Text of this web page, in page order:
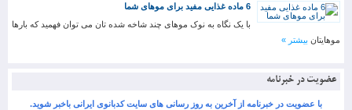
6 ماده غذایی مفید برای موهای شما
با یک نگاه به نوک موهای چند شاخه شده تان می توان فهمید که بارها
موهایتان بیشتر »
عضویت در خبرنامه
با عضویت در خبرنامه از آخرین به روز رسانی های سایت کدبانوی ایرانی باخبر شوید.